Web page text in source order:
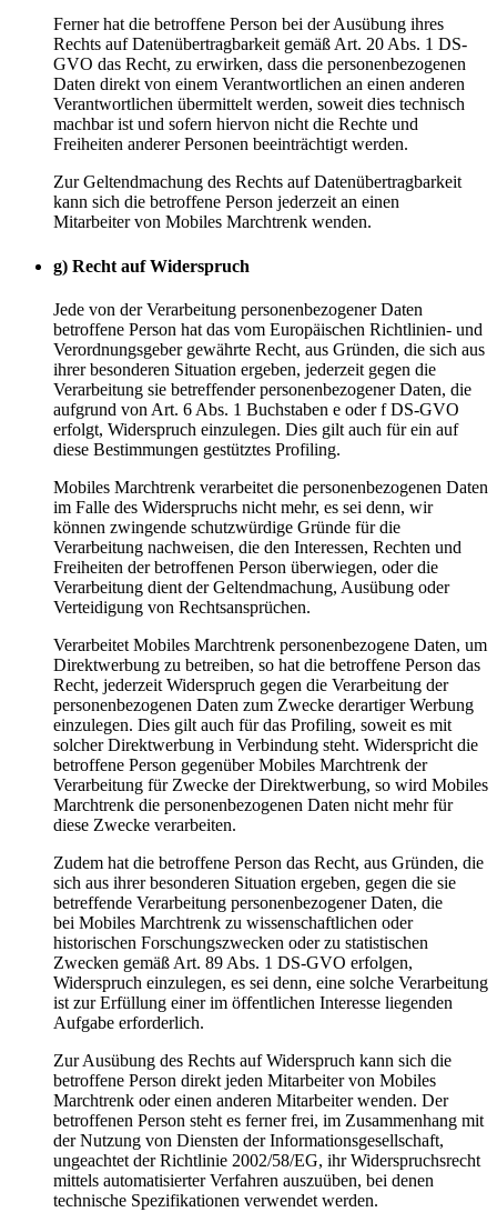
Ferner hat die betroffene Person bei der Ausübung ihres
Rechts auf Datenübertragbarkeit gemäß Art. 20 Abs. 1 DS-
GVO das Recht, zu erwirken, dass die personenbezogenen
Daten direkt von einem Verantwortlichen an einen anderen
Verantwortlichen übermittelt werden, soweit dies technisch
machbar ist und sofern hiervon nicht die Rechte und
Freiheiten anderer Personen beeinträchtigt werden.
Zur Geltendmachung des Rechts auf Datenübertragbarkeit
kann sich die betroffene Person jederzeit an einen
Mitarbeiter von Mobiles Marchtrenk wenden.
g) Recht auf Widerspruch
Jede von der Verarbeitung personenbezogener Daten
betroffene Person hat das vom Europäischen Richtlinien- und
Verordnungsgeber gewährte Recht, aus Gründen, die sich aus
ihrer besonderen Situation ergeben, jederzeit gegen die
Verarbeitung sie betreffender personenbezogener Daten, die
aufgrund von Art. 6 Abs. 1 Buchstaben e oder f DS-GVO
erfolgt, Widerspruch einzulegen. Dies gilt auch für ein auf
diese Bestimmungen gestütztes Profiling.
Mobiles Marchtrenk verarbeitet die personenbezogenen Daten
im Falle des Widerspruchs nicht mehr, es sei denn, wir
können zwingende schutzwürdige Gründe für die
Verarbeitung nachweisen, die den Interessen, Rechten und
Freiheiten der betroffenen Person überwiegen, oder die
Verarbeitung dient der Geltendmachung, Ausübung oder
Verteidigung von Rechtsansprüchen.
Verarbeitet Mobiles Marchtrenk personenbezogene Daten, um
Direktwerbung zu betreiben, so hat die betroffene Person das
Recht, jederzeit Widerspruch gegen die Verarbeitung der
personenbezogenen Daten zum Zwecke derartiger Werbung
einzulegen. Dies gilt auch für das Profiling, soweit es mit
solcher Direktwerbung in Verbindung steht. Widerspricht die
betroffene Person gegenüber Mobiles Marchtrenk der
Verarbeitung für Zwecke der Direktwerbung, so wird Mobiles
Marchtrenk die personenbezogenen Daten nicht mehr für
diese Zwecke verarbeiten.
Zudem hat die betroffene Person das Recht, aus Gründen, die
sich aus ihrer besonderen Situation ergeben, gegen die sie
betreffende Verarbeitung personenbezogener Daten, die
bei Mobiles Marchtrenk zu wissenschaftlichen oder
historischen Forschungszwecken oder zu statistischen
Zwecken gemäß Art. 89 Abs. 1 DS-GVO erfolgen,
Widerspruch einzulegen, es sei denn, eine solche Verarbeitung
ist zur Erfüllung einer im öffentlichen Interesse liegenden
Aufgabe erforderlich.
Zur Ausübung des Rechts auf Widerspruch kann sich die
betroffene Person direkt jeden Mitarbeiter von Mobiles
Marchtrenk oder einen anderen Mitarbeiter wenden. Der
betroffenen Person steht es ferner frei, im Zusammenhang mit
der Nutzung von Diensten der Informationsgesellschaft,
ungeachtet der Richtlinie 2002/58/EG, ihr Widerspruchsrecht
mittels automatisierter Verfahren auszuüben, bei denen
technische Spezifikationen verwendet werden.